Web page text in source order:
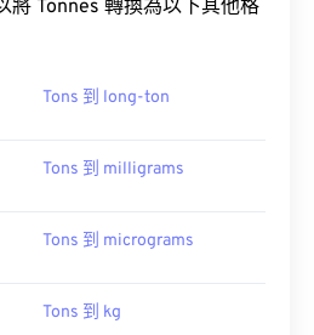
將 Tonnes 轉換為以下其他格
Tons 到 long-ton
Tons 到 milligrams
Tons 到 micrograms
Tons 到 kg